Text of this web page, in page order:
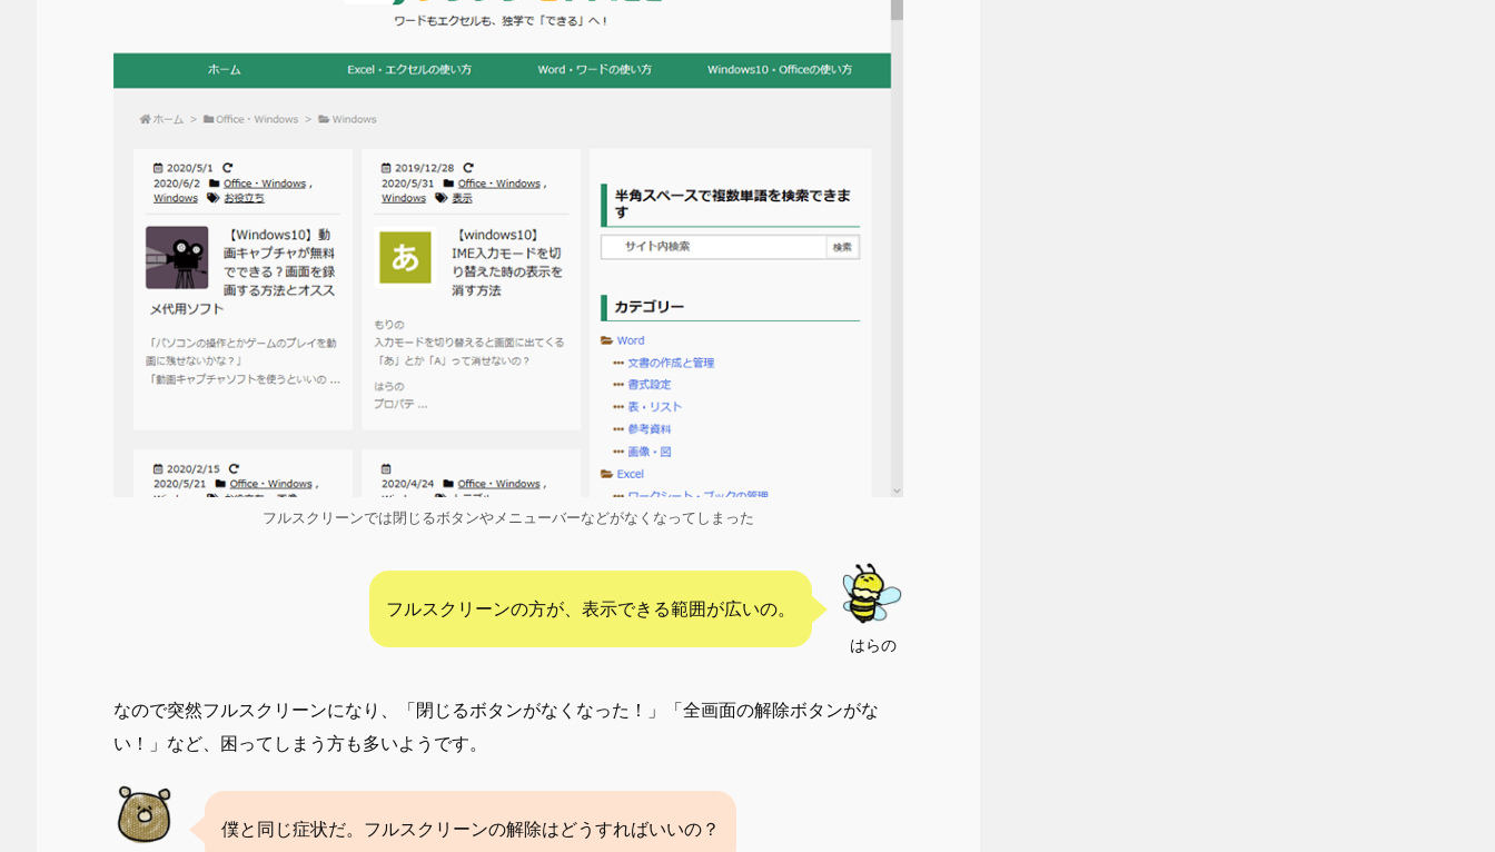
フルスクリーンでは閉じるボタンやメニューバーなどがなくなってしまった
はらの
フルスクリーンの方が、表示できる範囲が広いの。
なので突然フルスクリーンになり、「閉じるボタンがなくなった！」「全画面の解除ボタンがな
い！」など、困ってしまう方も多いようです。
僕と同じ症状だ。フルスクリーンの解除はどうすればいいの？